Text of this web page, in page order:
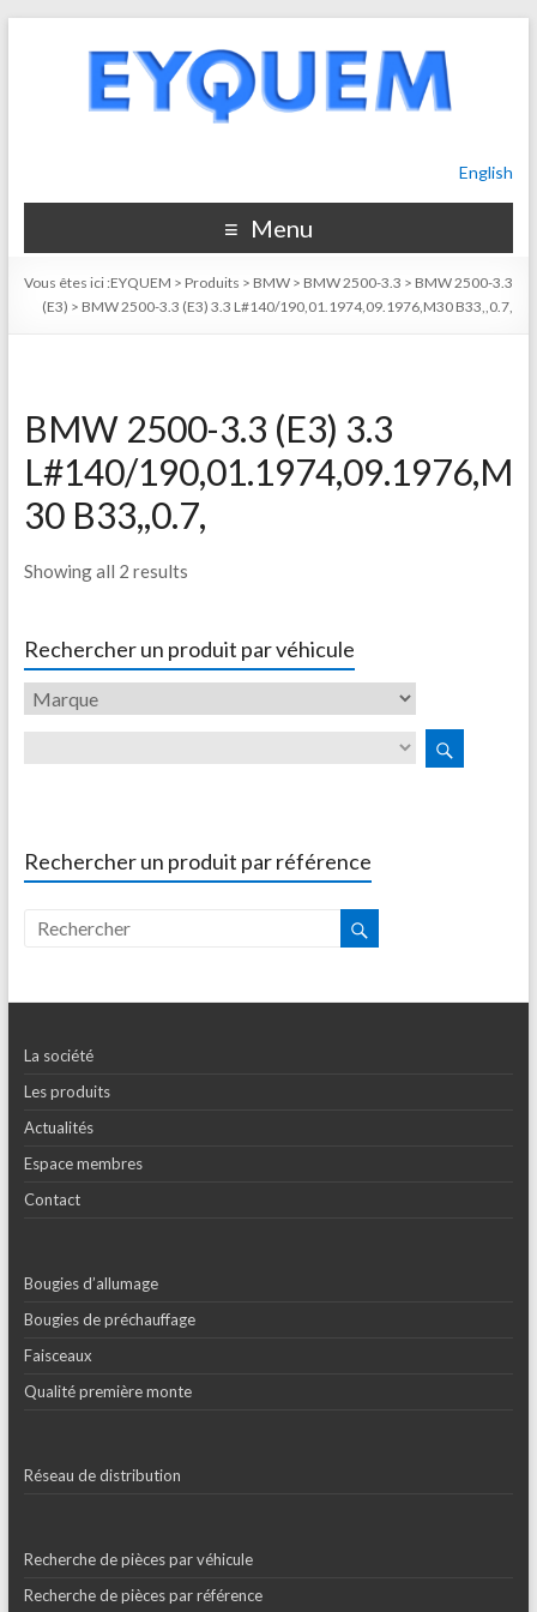
English
Menu
Vous êtes ici :EYQUEM > Produits > BMW > BMW 2500-3.3 > BMW 2500-3.3
(E3) > BMW 2500-3.3 (E3) 3.3 L#140/190,01.1974,09.1976,M30 B33,,0.7,
BMW 2500-3.3 (E3) 3.3
L#140/190,01.1974,09.1976,M
30 B33,,0.7,
Showing all 2 results
Rechercher un produit par véhicule
Rechercher un produit par référence
La société
Les produits
Actualités
Espace membres
Contact
Bougies d’allumage
Bougies de préchauffage
Faisceaux
Qualité première monte
Réseau de distribution
Recherche de pièces par véhicule
Recherche de pièces par référence